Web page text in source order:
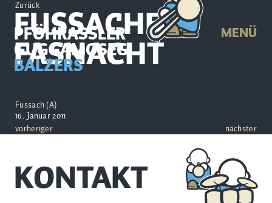
PFÖHRASSLER
GUGGAMOSEG
BALZERS
MENÜ
Zurück
FUSSACHER
FASNACHT
Fussach (A)
16. Januar 2011
vorheriger
nächster
KONTAKT